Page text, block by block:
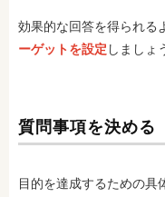
効果的な回答を得られる
ーゲットを設定 しましょ
質問事項を決める
目的を達成するための具